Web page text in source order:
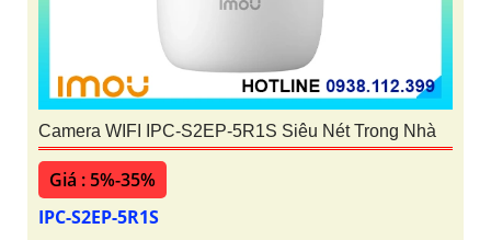
Camera WIFI IPC-S2EP-5R1S Siêu Nét Trong Nhà
Giá : 5%-35%
IPC-S2EP-5R1S